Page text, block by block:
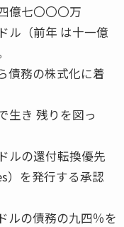
億七〇〇〇万
ル（前年 は十一億
債務の株式化に着
生き 残りを図っ
ルの還付転換優先
を発行する承認
ルの債務の九四％を